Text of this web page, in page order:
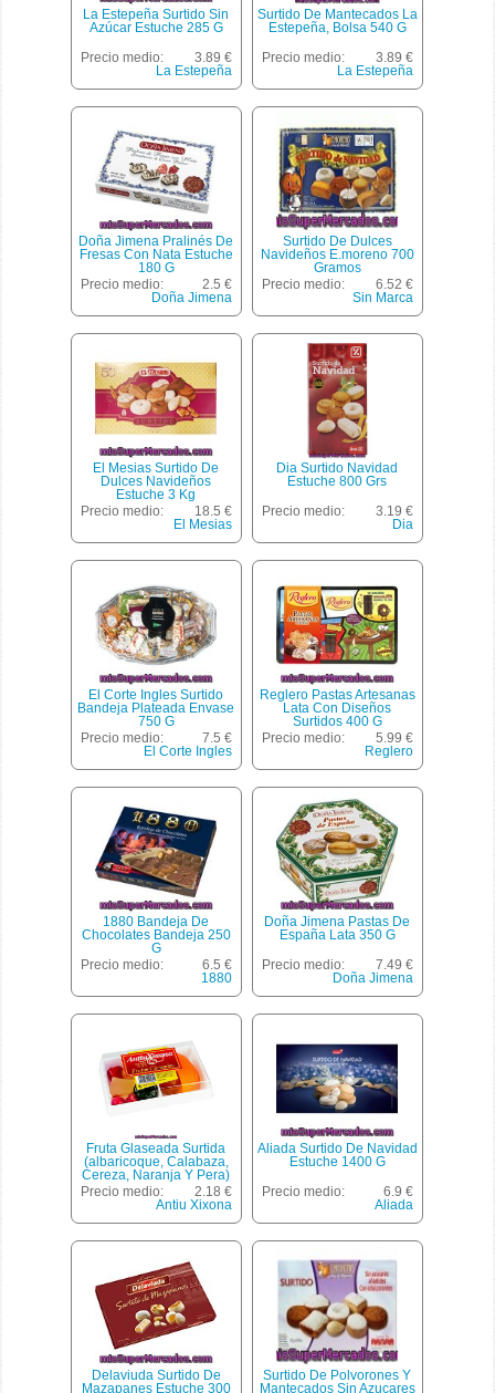
La Estepeña Surtido Sin
Azúcar Estuche 285 G
Precio medio:
3.89 €
La Estepeña
Surtido De Mantecados La
Estepeña, Bolsa 540 G
Precio medio:
3.89 €
La Estepeña
Doña Jimena Pralinés De
Fresas Con Nata Estuche
180 G
Precio medio:
2.5 €
Doña Jimena
Surtido De Dulces
Navideños E.moreno 700
Gramos
Precio medio:
6.52 €
Sin Marca
El Mesias Surtido De
Dulces Navideños
Estuche 3 Kg
Precio medio:
18.5 €
El Mesias
Dia Surtido Navidad
Estuche 800 Grs
Precio medio:
3.19 €
Dia
El Corte Ingles Surtido
Bandeja Plateada Envase
750 G
Precio medio:
7.5 €
El Corte Ingles
Reglero Pastas Artesanas
Lata Con Diseños
Surtidos 400 G
Precio medio:
5.99 €
Reglero
1880 Bandeja De
Chocolates Bandeja 250
G
Precio medio:
6.5 €
1880
Doña Jimena Pastas De
España Lata 350 G
Precio medio:
7.49 €
Doña Jimena
Fruta Glaseada Surtida
(albaricoque, Calabaza,
Cereza, Naranja Y Pera)
*navidad*, Antiu Xixona,
Bote 250 G
Precio medio:
2.18 €
Antiu Xixona
Aliada Surtido De Navidad
Estuche 1400 G
Precio medio:
6.9 €
Aliada
Delaviuda Surtido De
Mazapanes Estuche 300
Surtido De Polvorones Y
Mantecados Sin Azucares